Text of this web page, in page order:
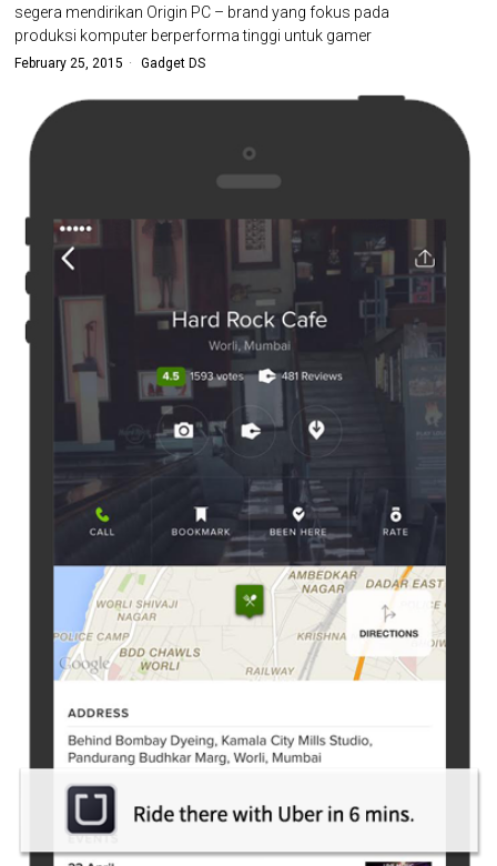
segera mendirikan Origin PC – brand yang fokus pada
produksi komputer berperforma tinggi untuk gamer
February 25, 2015 Gadget DS